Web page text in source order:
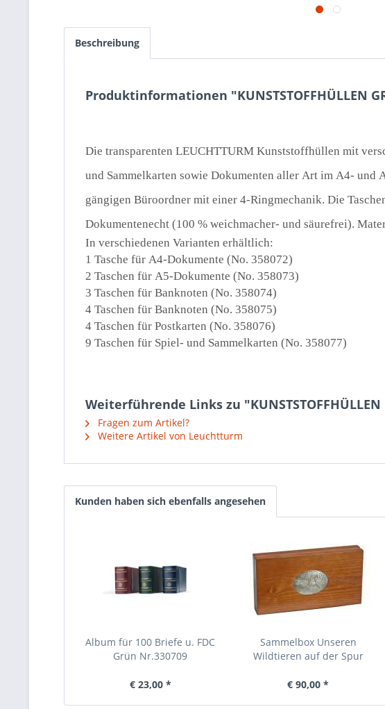
Beschreibung
Produktinformationen "KUNSTSTOFFHÜLLEN
Die transparenten LEUCHTTURM Kunststoffhüllen mit
und Sammelkarten sowie Dokumenten aller Art im A4-
gängigen Büroordner mit einer 4-Ringmechanik. Die
Dokumentenecht (100 % weichmacher- und säurefrei).
In verschiedenen Varianten erhältlich:
1 Tasche für A4-Dokumente (No. 358072)
2 Taschen für A5-Dokumente (No. 358073)
3 Taschen für Banknoten (No. 358074)
4 Taschen für Banknoten (No. 358075)
4 Taschen für Postkarten (No. 358076)
9 Taschen für Spiel- und Sammelkarten (No. 358077)
Weiterführende Links zu "KUNSTSTOFFHÜLLEN
Fragen zum Artikel?
Weitere Artikel von Leuchtturm
Kunden haben sich ebenfalls angesehen
Album für 100 Briefe u. FDC
Grün Nr.330709
€ 23,00 *
Sammelbox Unseren
Wildtieren auf der Spur
€ 90,00 *